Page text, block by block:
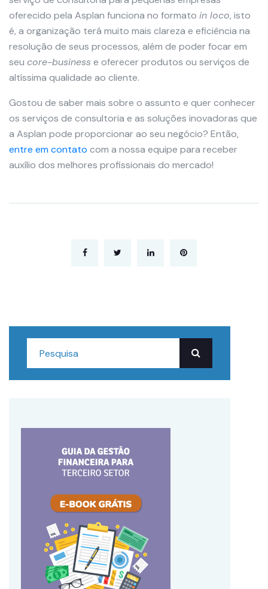
oferecido pela Asplan funciona no formato in loco, isto
é, a organização terá muito mais clareza e eficiência na
resolução de seus processos, além de poder focar em
seu core-business e oferecer produtos ou serviços de
altíssima qualidade ao cliente.
Gostou de saber mais sobre o assunto e quer conhecer
os serviços de consultoria e as soluções inovadoras que
a Asplan pode proporcionar ao seu negócio? Então,
entre em contato com a nossa equipe para receber
auxílio dos melhores profissionais do mercado!